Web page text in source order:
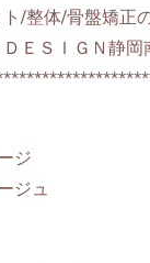
/整体/骨盤矯正
ＥＳＩＧＮ静
ジ
ジュ